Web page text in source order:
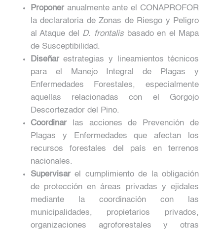
Proponeranualmente ante el CONAPROFOR
la declaratoria de Zonas de Riesgo y Peligro
al Ataque del D. frontalis basado en el Mapa
de Susceptibilidad.
Diseñarestrategias y lineamientos técnicos
para el Manejo Integral de Plagas y
Enfermedades Forestales, especialmente
aquellas relacionadas con el Gorgojo
Descortezador del Pino.
Coordinarlas acciones de Prevención de
Plagas y Enfermedades que afectan los
recursos forestales del país en terrenos
nacionales.
Supervisarel cumplimiento de la obligación
de protección en áreas privadas y ejidales
mediante la coordinación con las
municipalidades, propietarios privados,
organizaciones agroforestales y otras